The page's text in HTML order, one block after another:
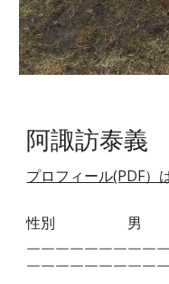
阿諏訪泰義
プロフィール(PDF）
性別男
￣￣￣￣￣￣￣￣￣
￣￣￣￣￣￣￣￣￣